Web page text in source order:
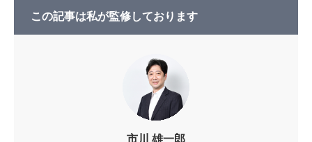
市川 雄一郎